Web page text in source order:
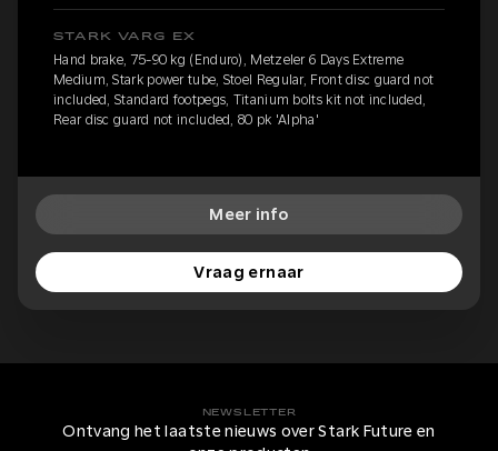
STARK VARG EX
Hand brake, 75-90 kg (Enduro), Metzeler 6 Days Extreme
Medium, Stark power tube, Stoel Regular, Front disc guard not
included, Standard footpegs, Titanium bolts kit not included,
Rear disc guard not included, 80 pk 'Alpha'
Meer info
Vraag ernaar
NEWSLETTER
Ontvang het laatste nieuws over Stark Future en